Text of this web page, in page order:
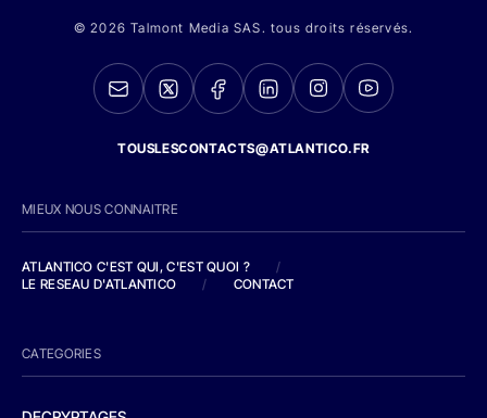
© 2026 Talmont Media SAS. tous droits réservés.
TOUSLESCONTACTS@ATLANTICO.FR
MIEUX NOUS CONNAITRE
ATLANTICO C'EST QUI, C'EST QUOI ?
/
LE RESEAU D'ATLANTICO
/ CONTACT
CATEGORIES